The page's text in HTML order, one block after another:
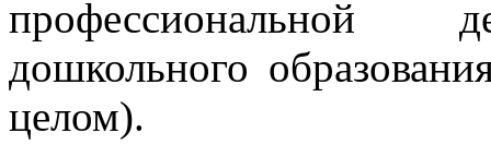
профессиональной
дошкольного
целом).